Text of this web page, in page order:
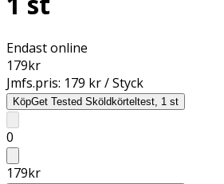
Endast online
179kr
Jmfs.pris: 179 kr / Styck
KöpGet Tested Sköldkörteltest, 1 st
0
179kr